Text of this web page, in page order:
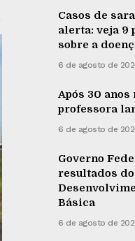
Casos de
alerta: veja 9
sobre a
6 de agosto de
Após 30 anos
professora
6 de agosto de
Governo
resultados
Básica
6 de agosto de